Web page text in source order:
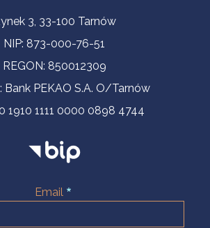
3, 33-100 Tarnów
NIP: 873-000-76-51
REGON: 850012309
Bank PEKAO S.A. O/Tarnów
1910 1111 0000 0898 4744
Email